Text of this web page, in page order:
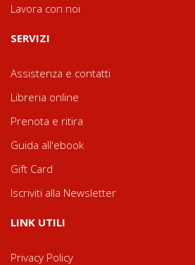
Lavora con noi
SERVIZI
Assistenza e contatti
Libreria online
Prenota e ritira
Guida all'ebook
Gift Card
Iscriviti alla Newsletter
LINK UTILI
Privacy Policy